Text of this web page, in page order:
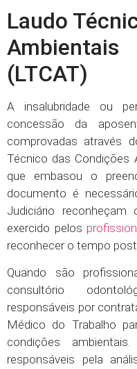
Laudo
(LTCAT)
A insalubridade ou
concessão da
comprovadas através
Técnico das Condições
que embasou o
documento é
Judiciário
exercido pelos
reconhecer o tempo
Quando são
consultório
responsáveis por
Médico do Trabalho
condições
responsáveis pela